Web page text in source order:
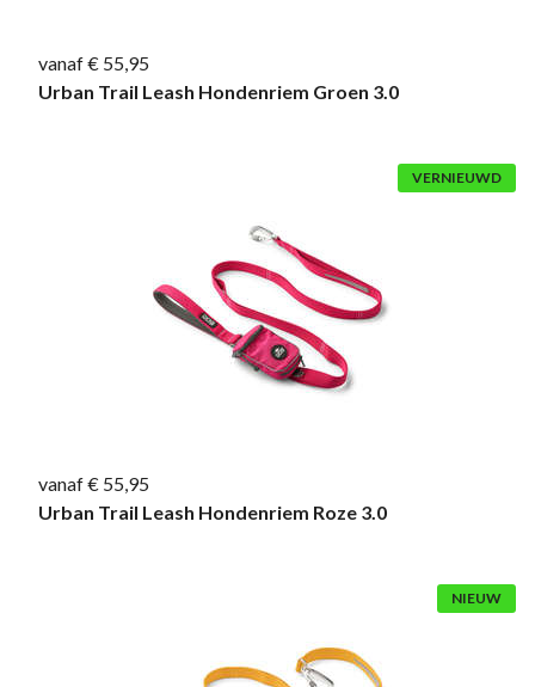
vanaf € 55,95
Urban Trail Leash Hondenriem Groen 3.0
VERNIEUWD
vanaf € 55,95
Urban Trail Leash Hondenriem Roze 3.0
NIEUW